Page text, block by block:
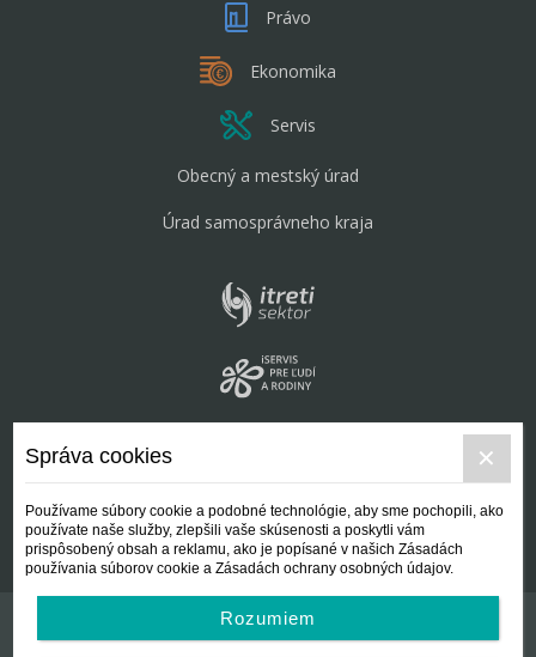
Právo
Ekonomika
Servis
Obecný a mestský úrad
Úrad samosprávneho kraja
Kontakt
Správa cookies
Používame súbory cookie a podobné technológie, aby sme pochopili, ako
používate naše služby, zlepšili vaše skúsenosti a poskytli vám
prispôsobený obsah a reklamu, ako je popísané v našich Zásadách
používania súborov cookie a Zásadách ochrany osobných údajov.
Rozumiem